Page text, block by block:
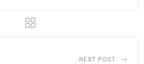
NEXT POST